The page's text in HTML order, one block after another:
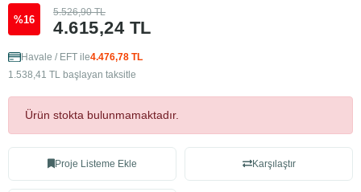
%16 4.615,24 TL
5.526,90 TL
Havale / EFT ile4.476,78 TL
1.538,41 TL başlayan taksitle
Ürün stokta bulunmamaktadır.
Proje Listeme Ekle Karşılaştır